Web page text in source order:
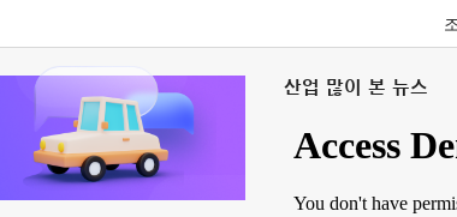
산업 많이 본 뉴스